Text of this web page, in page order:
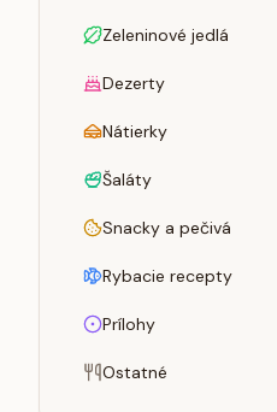
Zeleninové jedlá
Dezerty
Nátierky
Šaláty
Snacky a pečivá
Rybacie recepty
Prílohy
Ostatné